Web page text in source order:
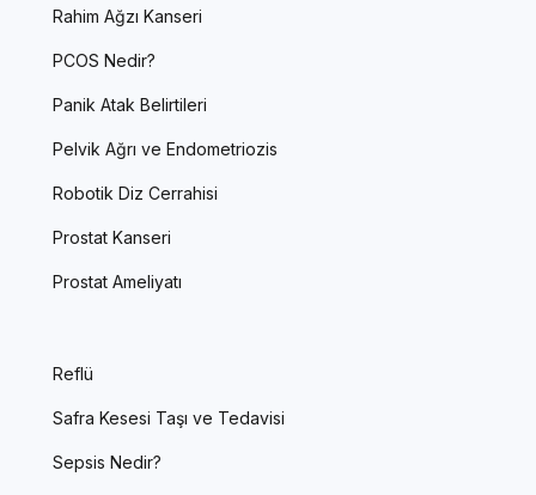
Rahim Ağzı Kanseri
PCOS Nedir?
Panik Atak Belirtileri
Pelvik Ağrı ve Endometriozis
Robotik Diz Cerrahisi
Prostat Kanseri
Prostat Ameliyatı
Reflü
Safra Kesesi Taşı ve Tedavisi
Sepsis Nedir?